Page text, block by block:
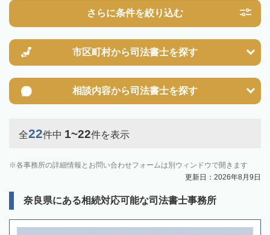
さらに条件を絞り込む
市区町村から司法書士を探す
相談内容から司法書士を探す
全22件中 1~22件を表示
各事務所の詳細情報とお問い合わせフォームは別ウィンドウで開きます
更新日：2026年8月9日
奈良県にある相続対応可能な司法書士事務所